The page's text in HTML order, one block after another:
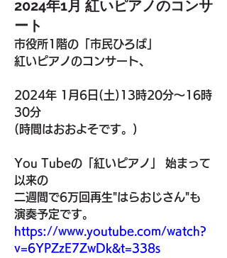
2024年1月 紅いピアノのコンサ
ート
市役所1階の「市民ひろば」
紅いピアノのコンサート、
2024年 1月6日(土)13時20分～16時
30分
(時間はおおよそです。)
You Tubeの「紅いピアノ」 始まって
以来の
二週間で6万回再生"はらおじさん"も
演奏予定です。
https://www.youtube.com/watch?
v=6YPZzE7ZwDk&t=338s